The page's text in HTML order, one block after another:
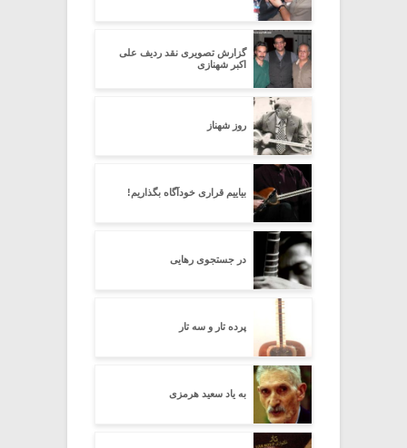
گزارش تصویری نقد ردیف علی
اکبر شهنازی
روز شهناز
بیاییم قراری خودآگاه بگذاریم!
در جستجوی رهایی
پرده تار و سه تار
به یاد سعید هرمزی